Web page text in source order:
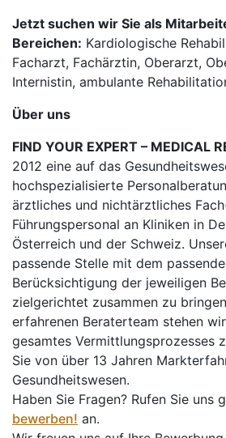
Jetzt suchen wir Sie als
Bereichen: Kardiologische
Facharzt, Fachärztin, Oberarzt,
Internistin, ambulante
Über uns
FIND YOUR EXPERT – MEDICAL
2012 eine auf das
hochspezialisierte
ärztliches und nichtärztliches
Führungspersonal an Kliniken in
Österreich und der Schweiz.
passende Stelle mit dem
Berücksichtigung der jeweiligen
zielgerichtet zusammen zu
erfahrenen Beraterteam stehen
gesamtes Vermittlungsprozesses
Sie von über 13 Jahren
Gesundheitswesen.
Haben Sie Fragen? Rufen Sie uns
bewerben! an.